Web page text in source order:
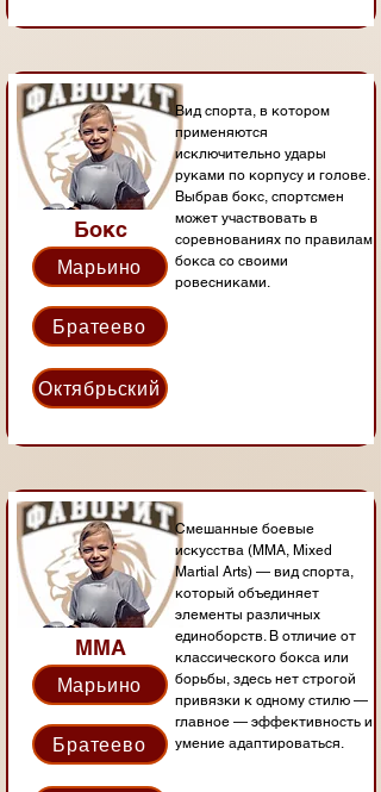
Бокс
Марьино
Вид спорта, в котором
применяются
исключительно удары
руками по корпусу и голове.
Выбрав бокс, спортсмен
может участвовать в
соревнованиях по правилам
бокса со своими
ровесниками.
Братеево
Октябрьский
ММА
Марьино
Смешанные боевые
искусства (MMA, Mixed
Martial Arts) — вид спорта,
который объединяет
элементы различных
единоборств. В отличие от
классического бокса или
борьбы, здесь нет строгой
привязки к одному стилю —
главное — эффективность и
умение адаптироваться.
Братеево